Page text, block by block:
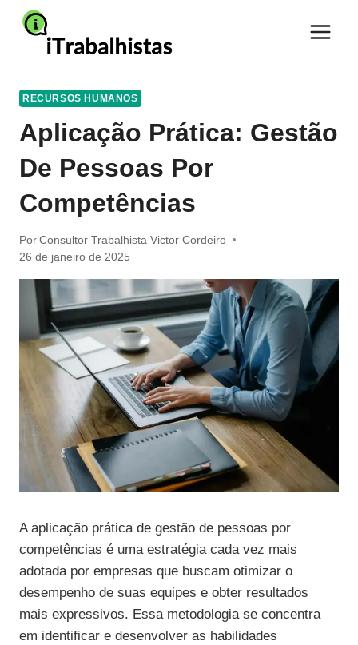
Pular
para
RECURSOS HUMANOS
Aplicação Prática: Gestão
De Pessoas Por
Competências
Por Consultor Trabalhista Victor Cordeiro
26 de janeiro de 2025
A aplicação prática de gestão de pessoas por
competências é uma estratégia cada vez mais
adotada por empresas que buscam otimizar o
desempenho de suas equipes e obter resultados
mais expressivos. Essa metodologia se concentra
em identificar e desenvolver as habilidades